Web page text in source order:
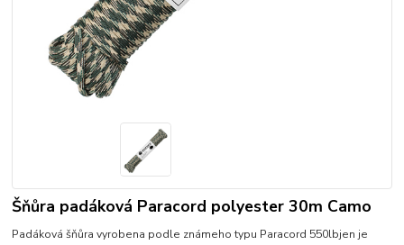
Šňůra padáková Paracord polyester 30m Camo
Padáková šňůra vyrobena podle známeho typu Paracord 550lbjen je